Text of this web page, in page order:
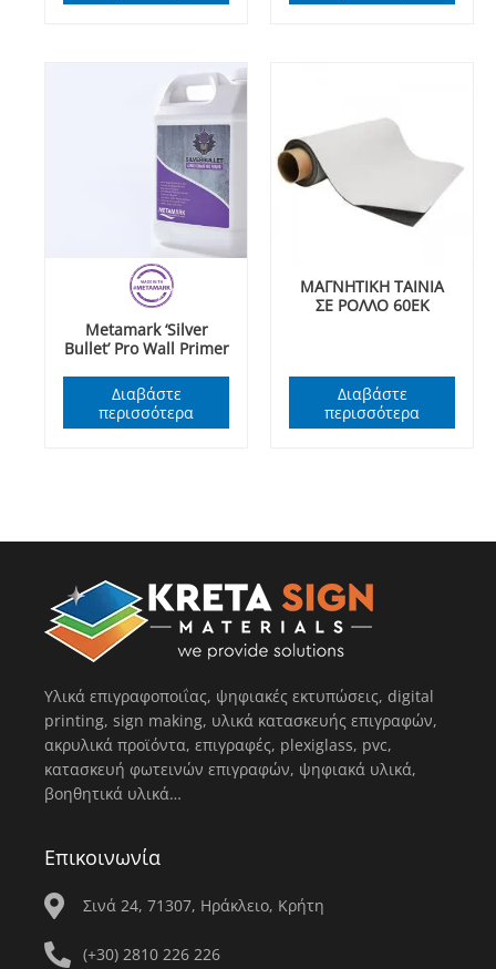
Metamark ‘Silver
Bullet’ Pro Wall Primer
Διαβάστε
περισσότερα
ΜΑΓΝΗΤΙΚΗ ΤΑΙΝΙΑ
ΣΕ ΡΟΛΛΟ 60ΕΚ
Διαβάστε
περισσότερα
Υλικά επιγραφοποιΐας, ψηφιακές εκτυπώσεις, digital
printing, sign making, υλικά κατασκευής επιγραφών,
ακρυλικά προϊόντα, επιγραφές, plexiglass, pvc,
κατασκευή φωτεινών επιγραφών, ψηφιακά υλικά,
βοηθητικά υλικά…
Επικοινωνία
Σινά 24, 71307, Ηράκλειο, Κρήτη
(+30) 2810 226 226